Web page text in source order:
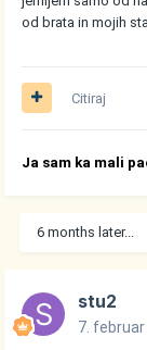
od brata in mojih
Citiraj
Ja sam ka mali
6 months later...
stu2
7.